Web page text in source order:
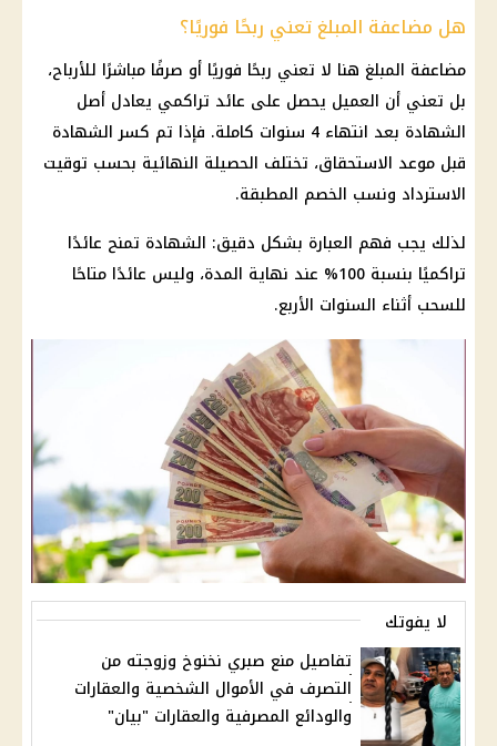
هل مضاعفة المبلغ تعني ربحًا فوريًا؟
مضاعفة المبلغ هنا لا تعني ربحًا فوريًا أو صرفًا مباشرًا للأرباح،
بل تعني أن العميل يحصل على عائد تراكمي يعادل أصل
الشهادة بعد انتهاء 4 سنوات كاملة. فإذا تم كسر الشهادة
قبل موعد الاستحقاق، تختلف الحصيلة النهائية بحسب توقيت
الاسترداد ونسب الخصم المطبقة.
لذلك يجب فهم العبارة بشكل دقيق: الشهادة تمنح عائدًا
تراكميًا بنسبة 100% عند نهاية المدة، وليس عائدًا متاحًا
للسحب أثناء السنوات الأربع.
لا يفوتك
تفاصيل منع صبري نخنوخ وزوجته من
التصرف في الأموال الشخصية والعقارات
والودائع المصرفية والعقارات "بيان"